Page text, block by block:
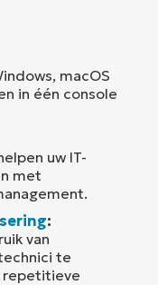
macOS
in één console
uw IT-
met
:
van
te
repetitieve